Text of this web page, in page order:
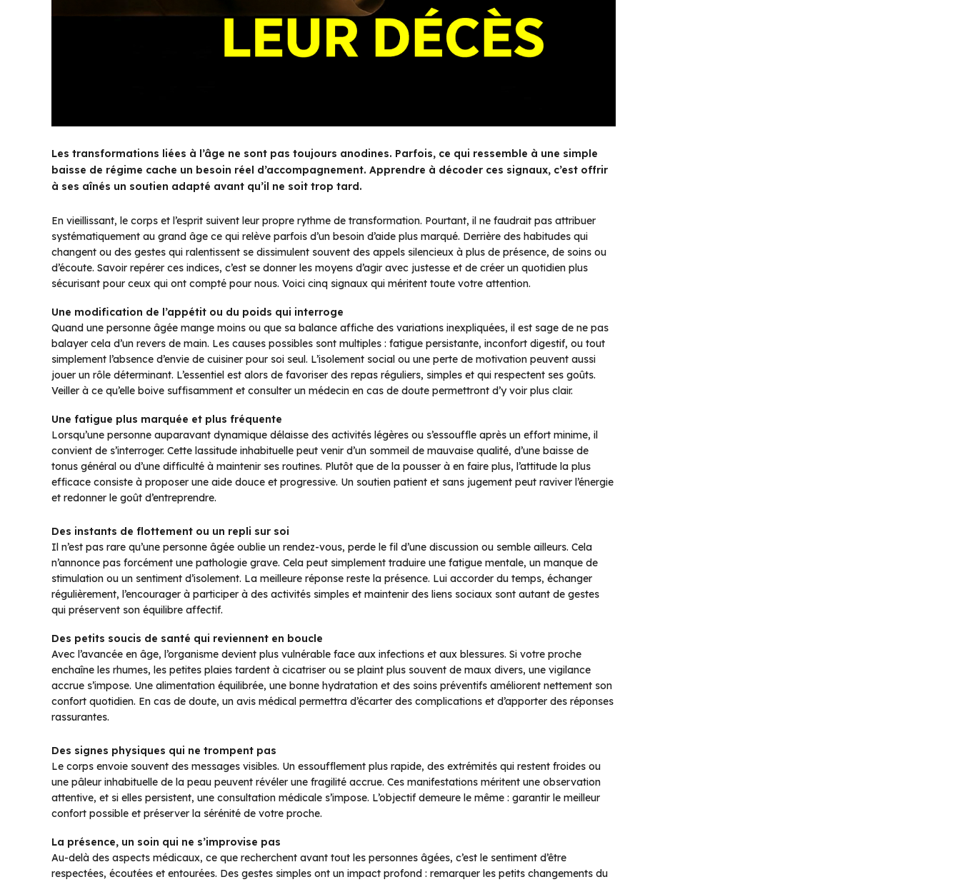
Les transformations liées à l’âge ne sont pas toujours anodines. Parfois, ce qui ressemble à une simple
baisse de régime cache un besoin réel d’accompagnement. Apprendre à décoder ces signaux, c’est offrir
à ses aînés un soutien adapté avant qu’il ne soit trop tard.
En vieillissant, le corps et l’esprit suivent leur propre rythme de transformation. Pourtant, il ne faudrait pas attribuer
systématiquement au grand âge ce qui relève parfois d’un besoin d’aide plus marqué. Derrière des habitudes qui
changent ou des gestes qui ralentissent se dissimulent souvent des appels silencieux à plus de présence, de soins ou
d’écoute. Savoir repérer ces indices, c’est se donner les moyens d’agir avec justesse et de créer un quotidien plus
sécurisant pour ceux qui ont compté pour nous. Voici cinq signaux qui méritent toute votre attention.
Une modification de l’appétit ou du poids qui interroge
Quand une personne âgée mange moins ou que sa balance affiche des variations inexpliquées, il est sage de ne pas
balayer cela d’un revers de main. Les causes possibles sont multiples : fatigue persistante, inconfort digestif, ou tout
simplement l’absence d’envie de cuisiner pour soi seul. L’isolement social ou une perte de motivation peuvent aussi
jouer un rôle déterminant. L’essentiel est alors de favoriser des repas réguliers, simples et qui respectent ses goûts.
Veiller à ce qu’elle boive suffisamment et consulter un médecin en cas de doute permettront d’y voir plus clair.
Une fatigue plus marquée et plus fréquente
Lorsqu’une personne auparavant dynamique délaisse des activités légères ou s’essouffle après un effort minime, il
convient de s’interroger. Cette lassitude inhabituelle peut venir d’un sommeil de mauvaise qualité, d’une baisse de
tonus général ou d’une difficulté à maintenir ses routines. Plutôt que de la pousser à en faire plus, l’attitude la plus
efficace consiste à proposer une aide douce et progressive. Un soutien patient et sans jugement peut raviver l’énergie
et redonner le goût d’entreprendre.
Des instants de flottement ou un repli sur soi
Il n’est pas rare qu’une personne âgée oublie un rendez-vous, perde le fil d’une discussion ou semble ailleurs. Cela
n’annonce pas forcément une pathologie grave. Cela peut simplement traduire une fatigue mentale, un manque de
stimulation ou un sentiment d’isolement. La meilleure réponse reste la présence. Lui accorder du temps, échanger
régulièrement, l’encourager à participer à des activités simples et maintenir des liens sociaux sont autant de gestes
qui préservent son équilibre affectif.
Des petits soucis de santé qui reviennent en boucle
Avec l’avancée en âge, l’organisme devient plus vulnérable face aux infections et aux blessures. Si votre proche
enchaîne les rhumes, les petites plaies tardent à cicatriser ou se plaint plus souvent de maux divers, une vigilance
accrue s’impose. Une alimentation équilibrée, une bonne hydratation et des soins préventifs améliorent nettement son
confort quotidien. En cas de doute, un avis médical permettra d’écarter des complications et d’apporter des réponses
rassurantes.
Des signes physiques qui ne trompent pas
Le corps envoie souvent des messages visibles. Un essoufflement plus rapide, des extrémités qui restent froides ou
une pâleur inhabituelle de la peau peuvent révéler une fragilité accrue. Ces manifestations méritent une observation
attentive, et si elles persistent, une consultation médicale s’impose. L’objectif demeure le même : garantir le meilleur
confort possible et préserver la sérénité de votre proche.
La présence, un soin qui ne s’improvise pas
Au-delà des aspects médicaux, ce que recherchent avant tout les personnes âgées, c’est le sentiment d’être
respectées, écoutées et entourées. Des gestes simples ont un impact profond : remarquer les petits changements du